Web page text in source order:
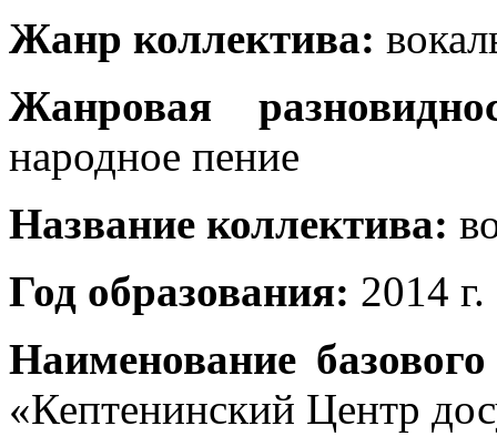
Жанр коллектива:
Жанровая
народное пение
Название коллектива:
Год образования: 2014 г.
Наименование
«Кептенинский Центр